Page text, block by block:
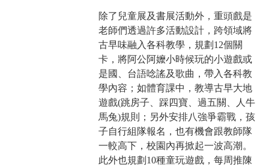
除了兒童展及書展活動外，重頭戲是
老師們透過許多活動設計，跨領域將
古早味融入各科教學，規劃12個關
卡，將阿公阿嬤小時候玩的小遊戲或
是國、台語唸謠及歌曲，帶入各科教
學內容；如體育課中，教導古早大地
遊戲(跳房子、踩四寶、過五關、人牛
馬兔)規則；另外安排八強爭霸戰，孩
子自行組隊報名，也有機會跟教師隊
一較高下，校園內再掀起一波高潮。
此外也規劃10種童玩遊戲，每周推陳